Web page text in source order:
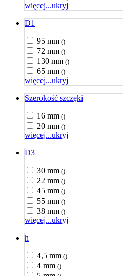
więcej...ukryj
D1
95 mm ()
72 mm ()
130 mm ()
65 mm ()
więcej...ukryj
Szerokość szczęki
16 mm ()
20 mm ()
więcej...ukryj
D3
30 mm ()
22 mm ()
45 mm ()
55 mm ()
38 mm ()
więcej...ukryj
h
4,5 mm ()
4 mm ()